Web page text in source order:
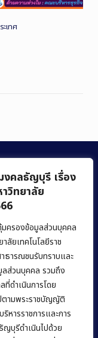
งคลธัญบุรี เรื่อง
วิทยาลัย
มครองข้อมูลส่วนบุคคล
ลัยเทคโนโลยีราช
ธารณชนรับทราบและ
ลส่วนบุคคล รวมถึง
ดำเนินการโดย
ตามพระราชบัญญัติ
หารราชการและการ
ญบุรีดำเนินไปด้วย
เทศ